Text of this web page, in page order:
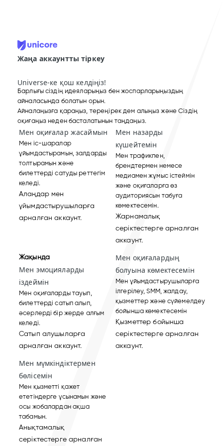
Жаңа аккаунтты тіркеу
Universe-ке қош келдіңіз!
Барлығы сіздің идеяларыңыз бен жоспарларыңыздың
айналасында болатын орын.
Айналаңызға қараңыз, тереңірек дем алыңыз және Сіздің
оқиғаңыз неден басталатынын таңдаңыз.
Мен оқиғалар жасаймын
Мен іс-шаралар
ұйымдастырамын, залдарды
толтырамын және
билеттерді сатуды реттегім
келеді.
Алаңдар мен
ұйымдастырушыларға
арналған аккаунт.
Мен назарды
күшейтемін
Мен трафикпен,
брендтермен немесе
медиамен жұмыс істеймін
және оқиғаларға өз
аудиториясын табуға
көмектесемін.
Жарнамалық
серіктестерге арналған
аккаунт.
Жақында
Мен эмоцияларды
іздеймін
Мен оқиғаларды тауып,
билеттерді сатып алып,
әсерлерді бір жерде алғым
келеді.
Сатып алушыларға
арналған аккаунт.
Мен оқиғалардың
болуына көмектесемін
Мен ұйымдастырушыларға
ілгерілеу, SMM, жалдау,
қызметтер және сүйемелдеу
бойынша көмектесемін
Қызметтер бойынша
серіктестерге арналған
аккаунт.
Мен мүмкіндіктермен
бөлісемін
Мен қызметті қажет
ететіндерге ұсынамын және
осы жобалардан ақша
табамын.
Анықтамалық
серіктестерге арналған